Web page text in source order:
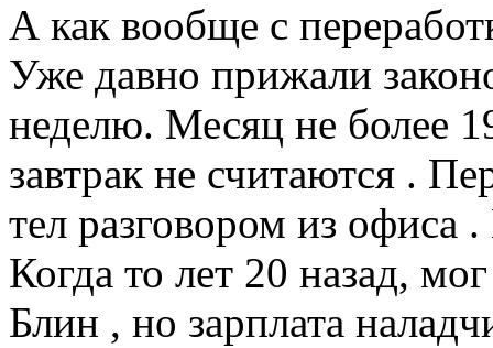
А как вообще с
Уже давно прижали
неделю. Месяц не более
завтрак не считаются .
тел разговором из офиса
Когда то лет 20 назад,
Блин , но зарплата